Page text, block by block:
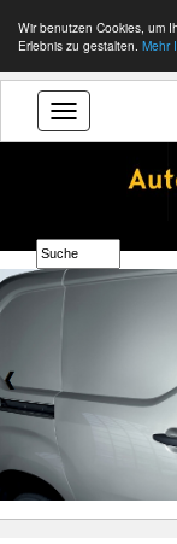
Wir benutzen Cookies, um
Erlebnis zu gestalten. Mehr